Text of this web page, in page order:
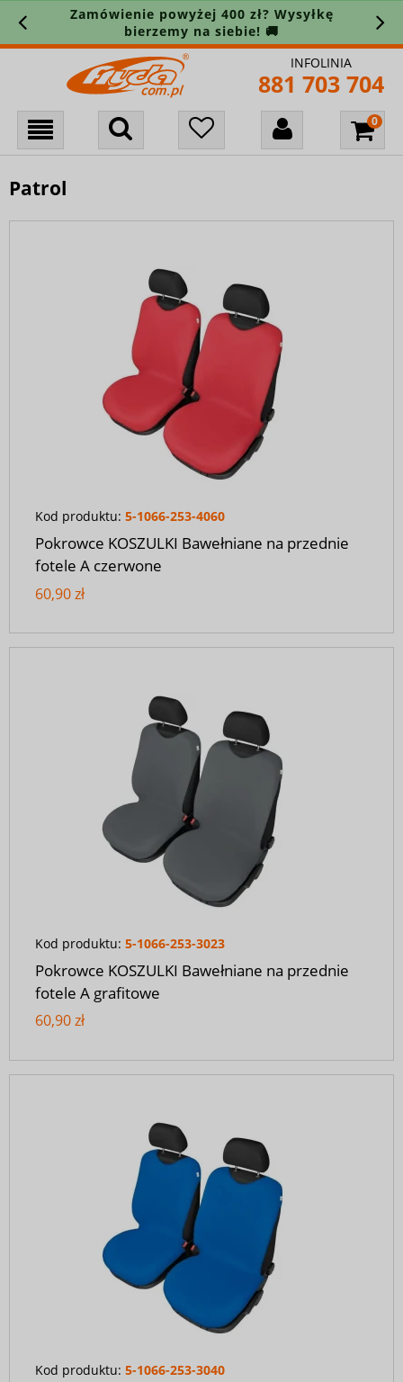
Zamówienie powyżej 400 zł? Wysyłkę
bierzemy na siebie! 🚚
INFOLINIA
881 703 704
Patrol
Kod produktu: 5-1066-253-4060
Pokrowce KOSZULKI Bawełniane na przednie
fotele A czerwone
60,90 zł
Kod produktu: 5-1066-253-3023
Pokrowce KOSZULKI Bawełniane na przednie
fotele A grafitowe
60,90 zł
Kod produktu: 5-1066-253-3040